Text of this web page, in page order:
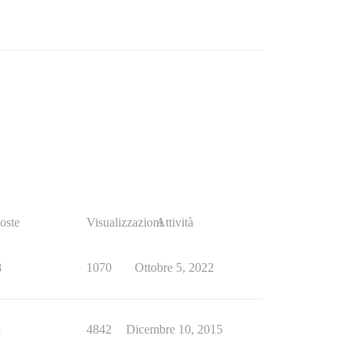
VisualizzazioniAttività
1070 Ottobre 5, 2022
4842 Dicembre 10, 2015